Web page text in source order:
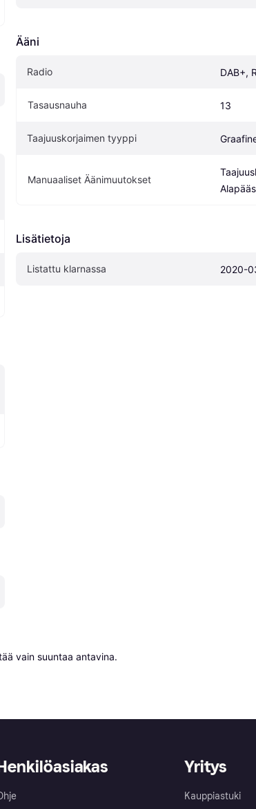
Ääni
Radio DAB+,
Tasausnauha 13
Taajuuskorjaimen tyyppi
Manuaaliset Äänimuutokset
Lisätietoja
Listattu klarnassa 2020-
vain suuntaa antavina.
Yritys
Kauppiastuki